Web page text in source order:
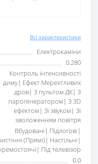
Всі характеристики
Електрокаміни
0.280
Контроль інтенсивності
диму| Ефект Мерехтливих
дров| З пультом ДК| З
парогенератором| З 3D
ефектом| Зі звуком| Зі
зволоженням повітря
Вбудовані| Підлогові|
(Прямі)| Настільні|
Під телевізор
0.0